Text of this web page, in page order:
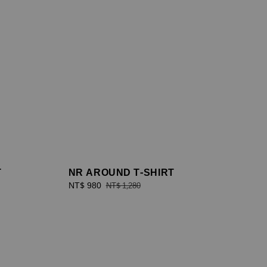
NR AROUND T-SHIRT
Sale
NT$ 980 Regular
NT$ 1,280